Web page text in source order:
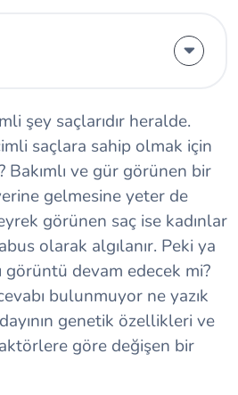
şey saçlarıdır heralde.
saçlara sahip olmak için
Bakımlı ve gür görünen bir
gelmesine yeter de
görünen saç ise kadınlar
olarak algılanır. Peki ya
görüntü devam edecek mi?
bulunmuyor ne yazık
genetik özellikleri ve
göre değişen bir